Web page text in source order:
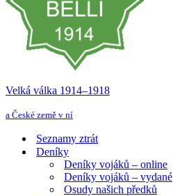
Velká válka 1914–⁠⁠⁠⁠⁠⁠1918
a České země v ní
Seznamy ztrát
Deníky
Deníky vojáků – online
Deníky vojáků – vydané
Osudy našich předků